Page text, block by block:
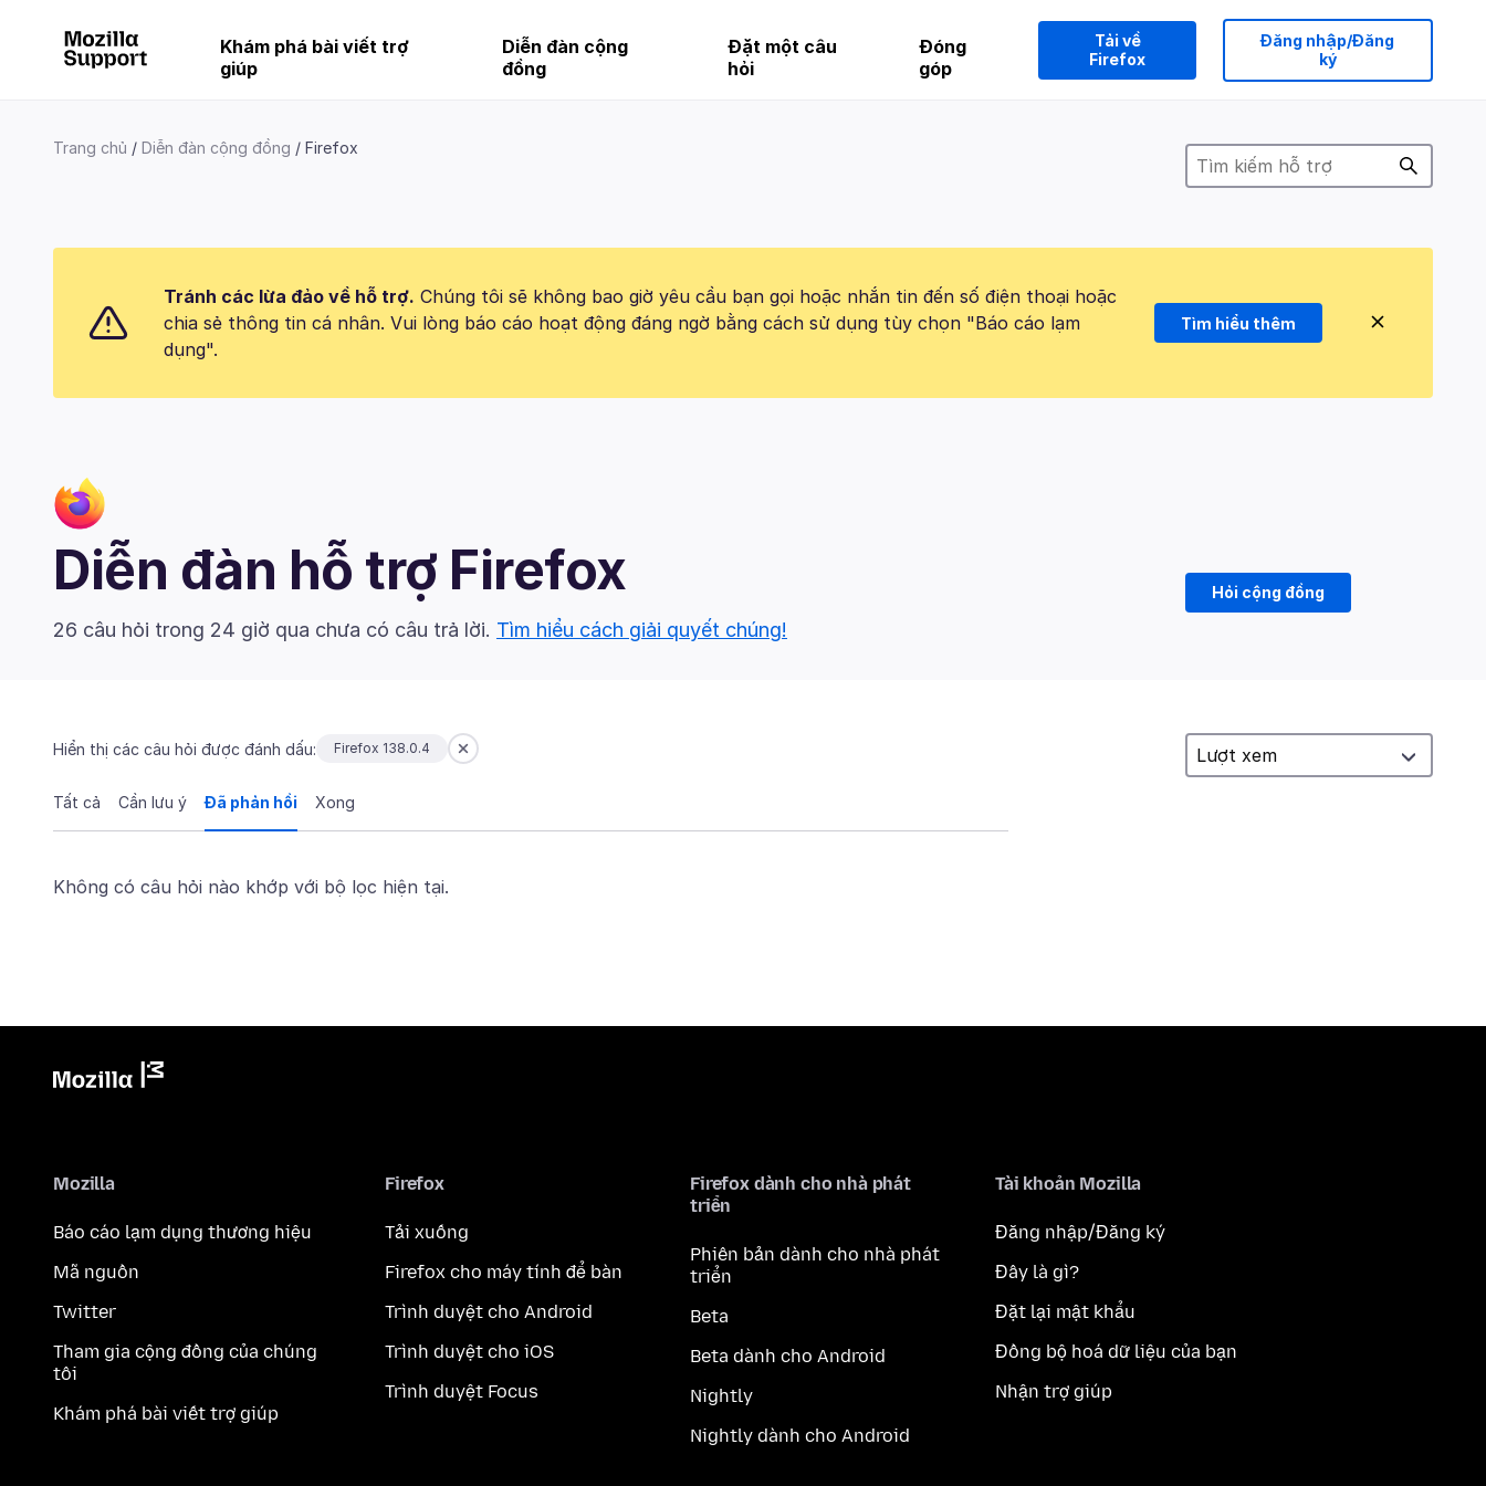
Khám phá bài viết trợ
giúp
Diễn đàn cộng
đồng
Đặt một câu
hỏi
Đóng
góp
Tải về
Firefox
Đăng nhập/Đăng
ký
Trang chủ Diễn đàn cộng đồng Firefox
Tránh các lừa đảo về hỗ trợ. Chúng tôi sẽ không bao giờ yêu cầu bạn gọi hoặc nhắn tin đến số điện thoại hoặc
chia sẻ thông tin cá nhân. Vui lòng báo cáo hoạt động đáng ngờ bằng cách sử dụng tùy chọn "Báo cáo lạm
dụng".
Tìm hiểu thêm
Diễn đàn hỗ trợ Firefox
26 câu hỏi trong 24 giờ qua chưa có câu trả lời. Tìm hiểu cách giải quyết chúng!
Hỏi cộng đồng
Hiển thị các câu hỏi được đánh dấu: Firefox 138.0.4
Tất cả Cần lưu ý Đã phản hồi Xong
Không có câu hỏi nào khớp với bộ lọc hiện tại.
Mozilla
Báo cáo lạm dụng thương hiệu
Mã nguồn
Twitter
Tham gia cộng đồng của chúng
tôi
Khám phá bài viết trợ giúp
Firefox
Tải xuống
Firefox cho máy tính để bàn
Trình duyệt cho Android
Trình duyệt cho iOS
Trình duyệt Focus
Firefox dành cho nhà phát
triển
Phiên bản dành cho nhà phát
triển
Beta
Beta dành cho Android
Nightly
Nightly dành cho Android
Tài khoản Mozilla
Đăng nhập/Đăng ký
Đây là gì?
Đặt lại mật khẩu
Đồng bộ hoá dữ liệu của bạn
Nhận trợ giúp